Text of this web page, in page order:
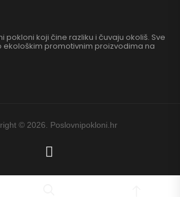
pokloni koji čine razliku i čuvaju okoliš. Sve
ekološkim promotivnim proizvodima na
© 2026. Poslovnipokloni.hr